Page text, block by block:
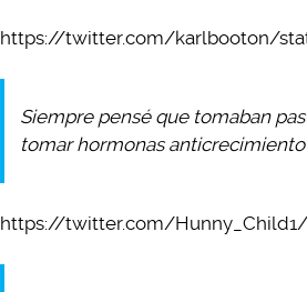
https://twitter.com/karlbooton/
Siempre pensé que tomaban
tomar hormonas
https://twitter.com/Hunny_Child1/